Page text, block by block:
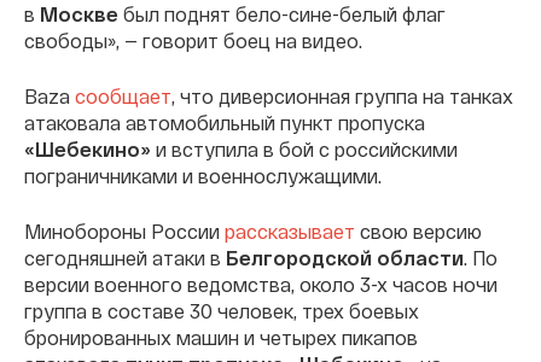
в Москве был поднят бело-сине-белый флаг
свободы», — говорит боец на видео.
Baza сообщает , что диверсионная группа на танках
атаковала автомобильный пункт пропуска
«Шебекино» и вступила в бой с российскими
пограничниками и военнослужащими.
Минобороны России рассказывает свою версию
сегодняшней атаки в Белгородской области . По
версии военного ведомства, около 3-х часов ночи
группа в составе 30 человек, трех боевых
бронированных машин и четырех пикапов